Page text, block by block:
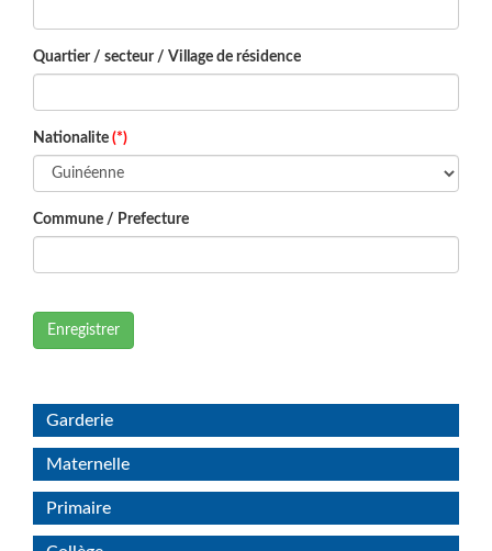
Quartier / secteur / Village de résidence
Nationalite (*)
Commune / Prefecture
Enregistrer
Garderie
Maternelle
Primaire